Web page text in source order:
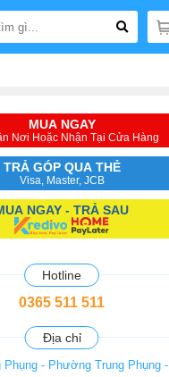
MUA NGAY
Nơi Hoặc Nhận Tại Cửa Hàng
TRẢ GÓP QUA THẺ
Visa, Master, JCB
NGAY - TRẢ SAU
Hotline
0365 511 511
Địa chỉ
Phụng - Phường Trung Phụng -